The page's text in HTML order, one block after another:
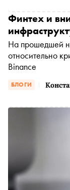
БЛОГИ
Финтех и
На прошедшей
относительно
Binance